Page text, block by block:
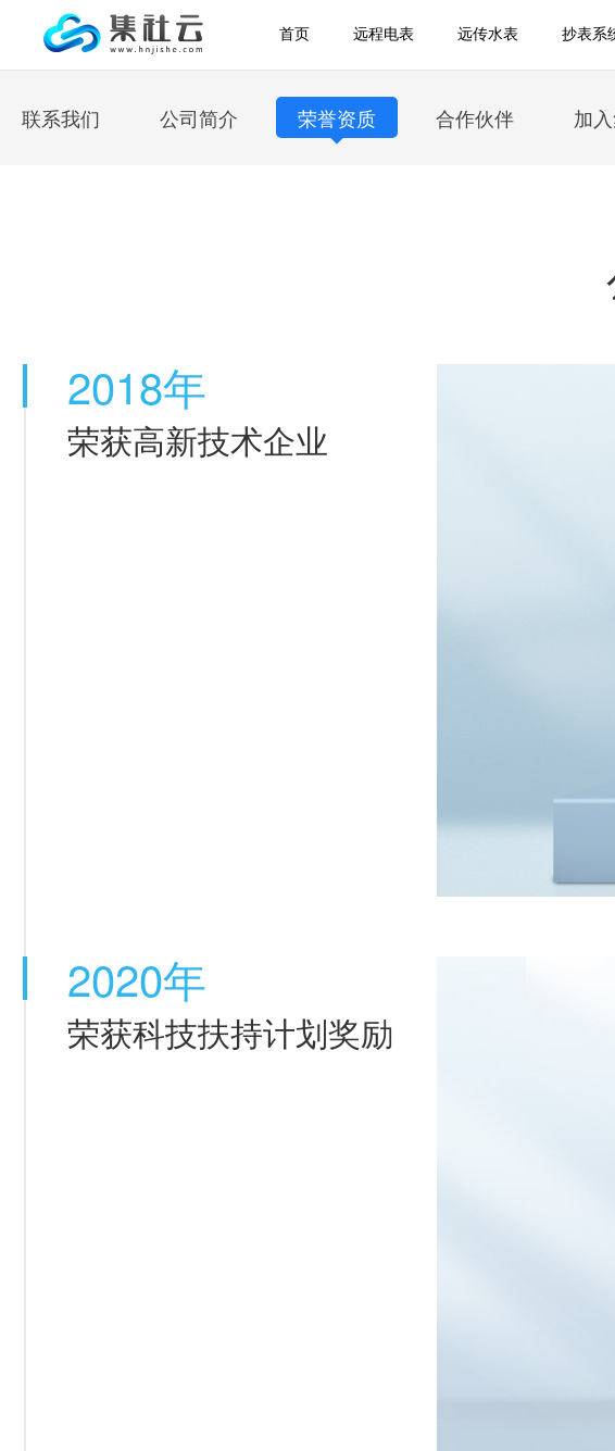
首页 远程电表 远传水表 抄表系
联系我们 公司简介 荣誉资质 合作伙伴 加
2018年
荣获高新技术企业
2020年
荣获科技扶持计划奖励